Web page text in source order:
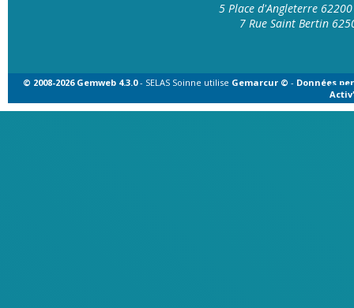
5 Place d'Angleterre
7 Rue Saint Bertin
© 2008-2026 Gemweb 4.3.0- SELAS Soinne utilise Gemarcur © - Données